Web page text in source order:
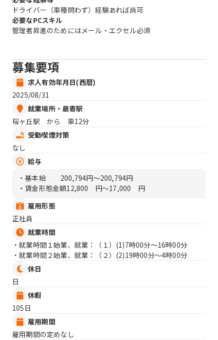
ドライバー（車種問わず）経験あれば尚可
必要なPCスキル
管理者昇進のためにはメール・エクセル必須
募集要項
求人有効年月日(西暦)
2025/08/31
就業場所・最寄駅
桜ヶ丘駅 から 車12分
受動喫煙対策
なし
給与
・基本給
200,794円〜200,794円
・賃金形態金額12,800 円〜17,000 円
雇用形態
正社員
就業時間
・就業時間１始業、就業：（１） (1)7時00分〜16時00分
・就業時間２始業、就業：（２） (2)19時00分〜4時00分
休日
日
休暇
105日
雇用期間
雇用期間の定めなし